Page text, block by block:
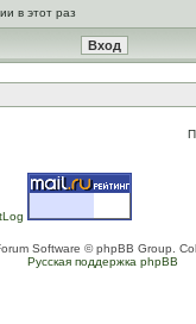
в этот раз
Software © phpBB Group.
Русская поддержка phpBB